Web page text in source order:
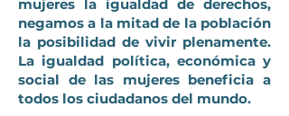
mujeres la igualdad de derechos,
negamos a la mitad de la población
la posibilidad de vivir plenamente.
La igualdad política, económica y
social de las mujeres beneficia a
todos los ciudadanos del mundo.